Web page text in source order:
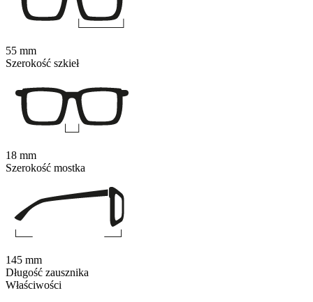
Właściwości
55 mm
Szerokość szkieł
18 mm
Szerokość mostka
145 mm
Długość zausznika